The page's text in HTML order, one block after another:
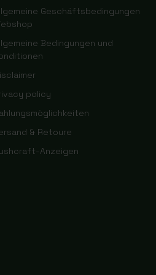
Geschäftsbedingungen
Bedingungen und
policy
& Retoure
Anzeigen